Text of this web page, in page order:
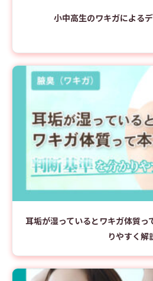
小中高生のワキガによる
耳垢が湿っているとワキガ体質っ
りやすく解